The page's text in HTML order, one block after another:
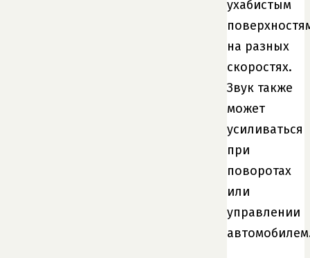
ухабистым
на разных
скоростях.
Звук также
может
усиливаться
при
поворотах
или
управлении